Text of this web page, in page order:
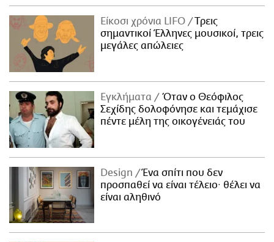
Είκοσι χρόνια LIFO
Tρεις
σημαντικοί Έλληνες μουσικοί, τρεις
μεγάλες απώλειες
Εγκλήματα
Όταν ο Θεόφιλος
Σεχίδης δολοφόνησε και τεμάχισε
πέντε μέλη της οικογένειάς του
Design
Ένα σπίτι που δεν
προσπαθεί να είναι τέλειο· θέλει να
είναι αληθινό